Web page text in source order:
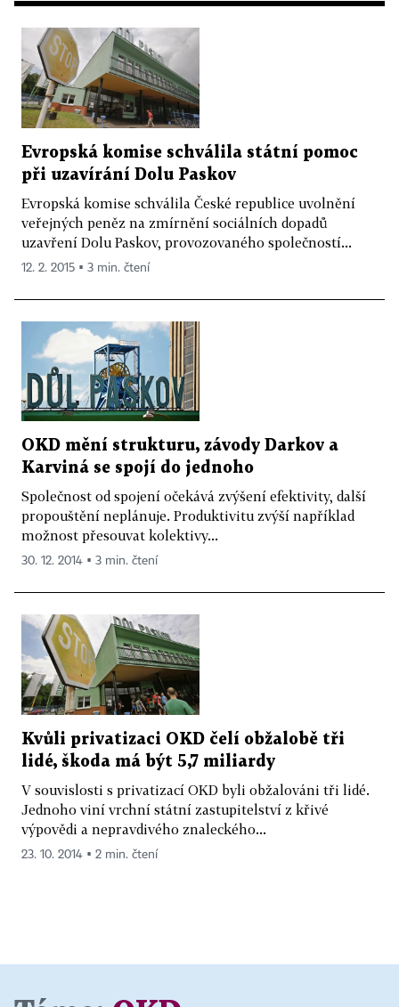
Evropská komise schválila státní pomoc
při uzavírání Dolu Paskov
Evropská komise schválila České republice uvolnění
veřejných peněz na zmírnění sociálních dopadů
uzavření Dolu Paskov, provozovaného společností...
12. 2. 2015 ▪ 3 min. čtení
OKD mění strukturu, závody Darkov a
Karviná se spojí do jednoho
Společnost od spojení očekává zvýšení efektivity, další
propouštění neplánuje. Produktivitu zvýší například
možnost přesouvat kolektivy...
30. 12. 2014 ▪ 3 min. čtení
Kvůli privatizaci OKD čelí obžalobě tři
lidé, škoda má být 5,7 miliardy
V souvislosti s privatizací OKD byli obžalováni tři lidé.
Jednoho viní vrchní státní zastupitelství z křivé
výpovědi a nepravdivého znaleckého...
23. 10. 2014 ▪ 2 min. čtení